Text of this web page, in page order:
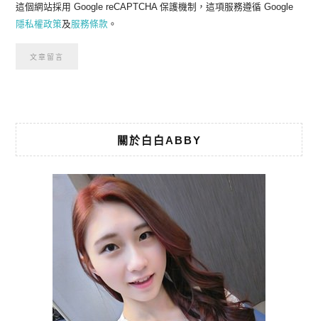
這個網站採用 Google reCAPTCHA 保護機制，這項服務遵循 Google
隱私權政策及服務條款 。
關於白白ABBY